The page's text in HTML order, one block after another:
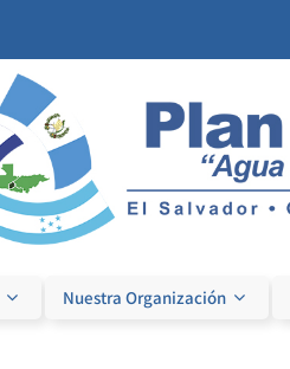
Nuestra Organización